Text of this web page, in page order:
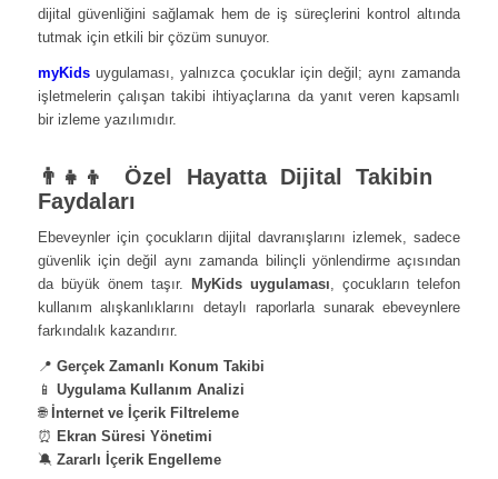
dijital güvenliğini sağlamak hem de iş süreçlerini kontrol altında
tutmak için etkili bir çözüm sunuyor.
myKidsuygulaması, yalnızca çocuklar için değil; aynı zamanda
işletmelerin çalışan takibi ihtiyaçlarına da yanıt veren kapsamlı
bir izleme yazılımıdır.
👨‍👧‍👦 Özel Hayatta Dijital Takibin
Faydaları
Ebeveynler için çocukların dijital davranışlarını izlemek, sadece
güvenlik için değil aynı zamanda bilinçli yönlendirme açısından
da büyük önem taşır.
MyKids uygulaması, çocukların telefon
kullanım alışkanlıklarını detaylı raporlarla sunarak ebeveynlere
farkındalık kazandırır.
📍 Gerçek Zamanlı Konum Takibi
📱 Uygulama Kullanım Analizi
🌐 İnternet ve İçerik Filtreleme
⏰ Ekran Süresi Yönetimi
🔕 Zararlı İçerik Engelleme